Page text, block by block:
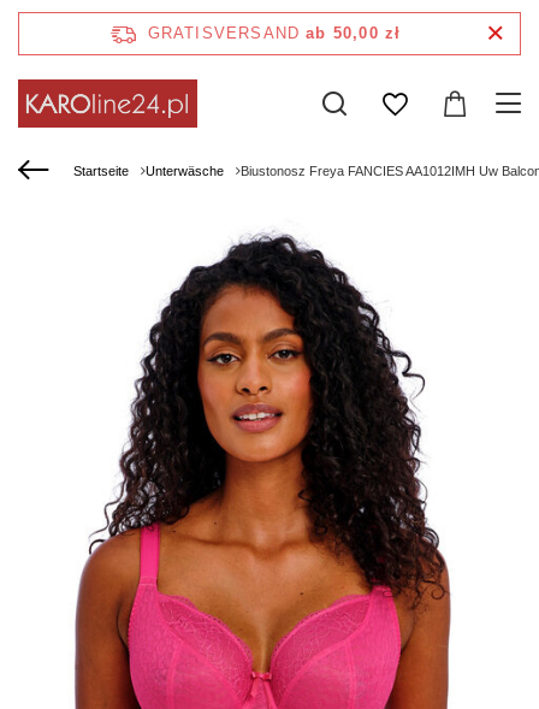
GRATISVERSAND ab 50,00 zł
Startseite Unterwäsche Biustonosz Freya FANCIES AA1012IMH Uw